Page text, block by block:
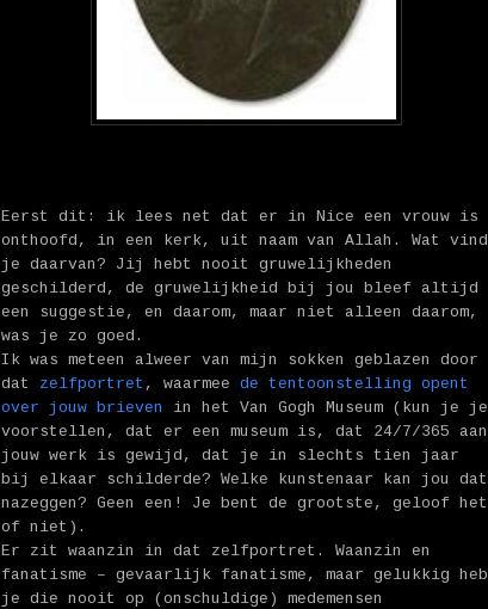
Eerst dit: ik lees net dat er in Nice een vrouw is
onthoofd, in een kerk, uit naam van Allah. Wat vind
je daarvan? Jij hebt nooit gruwelijkheden
geschilderd, de gruwelijkheid bij jou bleef altijd
een suggestie, en daarom, maar niet alleen daarom,
was je zo goed.
Ik was meteen alweer van mijn sokken geblazen door
dat zelfportret , waarmee de tentoonstelling opent
over jouw brieven
in het Van Gogh Museum (kun je je
voorstellen, dat er een museum is, dat 24/7/365 aan
jouw werk is gewijd, dat je in slechts tien jaar
bij elkaar schilderde? Welke kunstenaar kan jou dat
nazeggen? Geen een! Je bent de grootste, geloof het
of niet).
Er zit waanzin in dat zelfportret. Waanzin en
fanatisme – gevaarlijk fanatisme, maar gelukkig heb
je die nooit op (onschuldige) medemensen